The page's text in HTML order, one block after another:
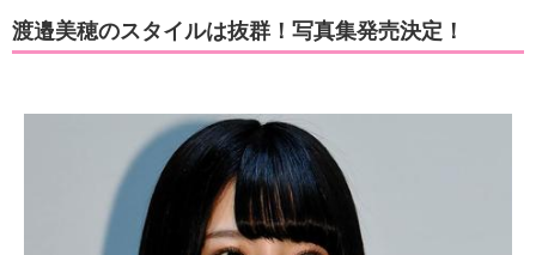
渡邉美穂のスタイルは抜群！写真集発売決定！